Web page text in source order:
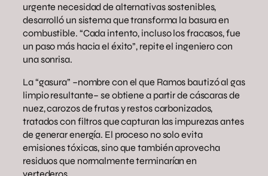
urgente necesidad de alternativas sostenibles,
desarrolló un sistema que transforma la basura en
combustible. “Cada intento, incluso los fracasos, fue
un paso más hacia el éxito”, repite el ingeniero con
una sonrisa.
La “gasura” –nombre con el que Ramos bautizó al gas
limpio resultante– se obtiene a partir de cáscaras de
nuez, carozos de frutas y restos carbonizados,
tratados con filtros que capturan las impurezas antes
de generar energía. El proceso no solo evita
emisiones tóxicas, sino que también aprovecha
residuos que normalmente terminarían en